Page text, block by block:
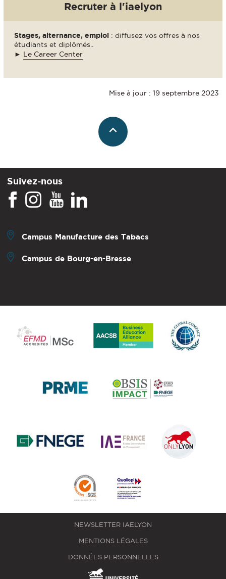
Recruter à l'iaelyon
Stages, alternance, emploi : diffusez vos offres à nos
étudiants et diplômés..
► Le Career Center
Mise à jour : 19 septembre 2023
Suivez-nous
Campus Manufacture des Tabacs
Campus de Bourg-en-Bresse
NEWSLETTER IAELYON
MENTIONS LÉGALES
DONNÉES PERSONNELLES